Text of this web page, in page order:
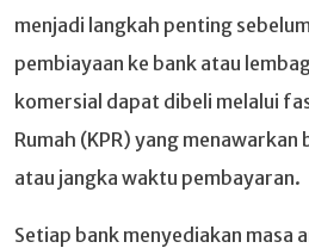
menjadi langkah penting
pembiayaan ke bank atau
komersial dapat dibeli melalui
Rumah (KPR) yang
atau jangka waktu pembayaran.
Setiap bank menyediakan masa